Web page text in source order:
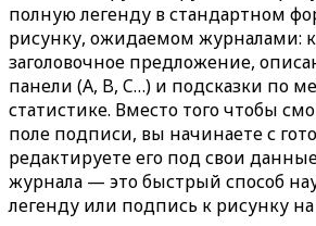
полную легенду в стандартном
рисунку, ожидаемом журналами:
заголовочное предложение,
панели (A, B, C…) и подсказки по
статистике. Вместо того чтобы
поле подписи, вы начинаете с
редактируете его под свои
журнала — это быстрый способ
легенду или подпись к рисунку